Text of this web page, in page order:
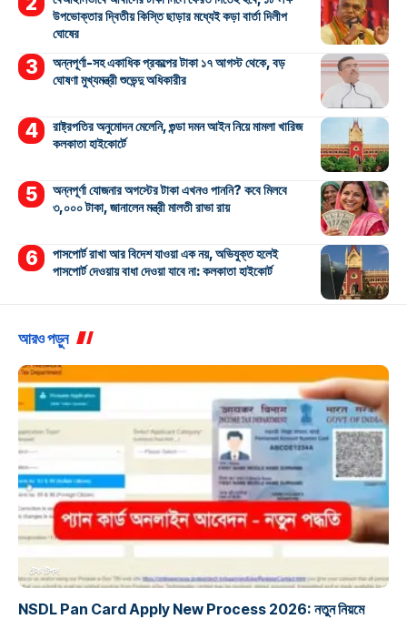
উপভোক্তার দ্বিতীয় কিস্তি ছাড়ার মধ্যেই কড়া বার্তা দিলীপ
ঘোষের
অন্নপূর্ণা-সহ একাধিক প্রকল্পের টাকা ১৭ আগস্ট থেকে, বড়
ঘোষণা মুখ্যমন্ত্রী শুভেন্দু অধিকারীর
রাষ্ট্রপতির অনুমোদন মেলেনি, গুন্ডা দমন আইন নিয়ে মামলা খারিজ
কলকাতা হাইকোর্টে
অন্নপূর্ণা যোজনার অগস্টের টাকা এখনও পাননি? কবে মিলবে
৩,০০০ টাকা, জানালেন মন্ত্রী মালতী রাভা রায়
পাসপোর্ট রাখা আর বিদেশ যাওয়া এক নয়, অভিযুক্ত হলেই
পাসপোর্ট দেওয়ায় বাধা দেওয়া যাবে না: কলকাতা হাইকোর্ট
আরও পড়ুন
টেক টিপস
NSDL Pan Card Apply New Process 2026: নতুন নিয়মে